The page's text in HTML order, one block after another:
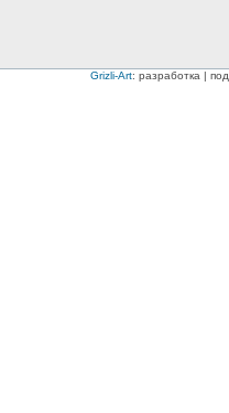
Grizli-Art: разработка |